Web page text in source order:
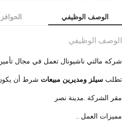
الوصف الوظيفي الحوافز
الوصف الوظيفي
شركه مالتي ناشيونال تعمل في مجال تأمين
تطلب سيلز ومديرين مبيعات شرط أن
مقر الشركة .مدينة نصر
مميزات العمل ..